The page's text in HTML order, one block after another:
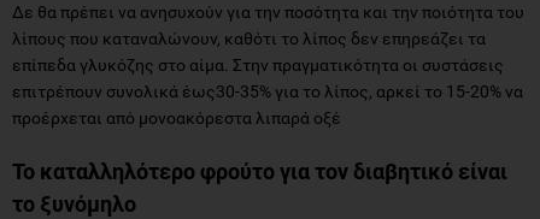
Δε θα πρέπει να ανησυχούν για την ποσότητα και την ποιότητα του
λίπους που καταναλώνουν, καθότι το λίπος δεν επηρεάζει τα
επίπεδα γλυκόζης στο αίμα. Στην πραγματικότητα οι συστάσεις
επιτρέπουν συνολικά έως30-35% για το λίπος, αρκεί το 15-20% να
προέρχεται από μονοακόρεστα λιπαρά οξέ
Το καταλληλότερο φρούτο για τον διαβητικό είναι
το ξυνόμηλο